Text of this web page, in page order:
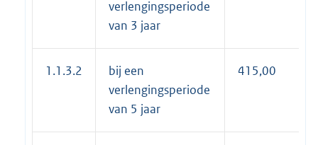
verlengingsperiode
van 3 jaar
1.1.3.2
bij een
verlengingsperiode
van 5 jaar
415,00